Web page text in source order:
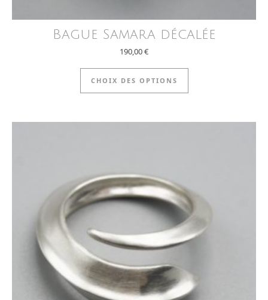
Bague Samara décalée
190,00€
CHOIX DES OPTIONS
Ce produit a